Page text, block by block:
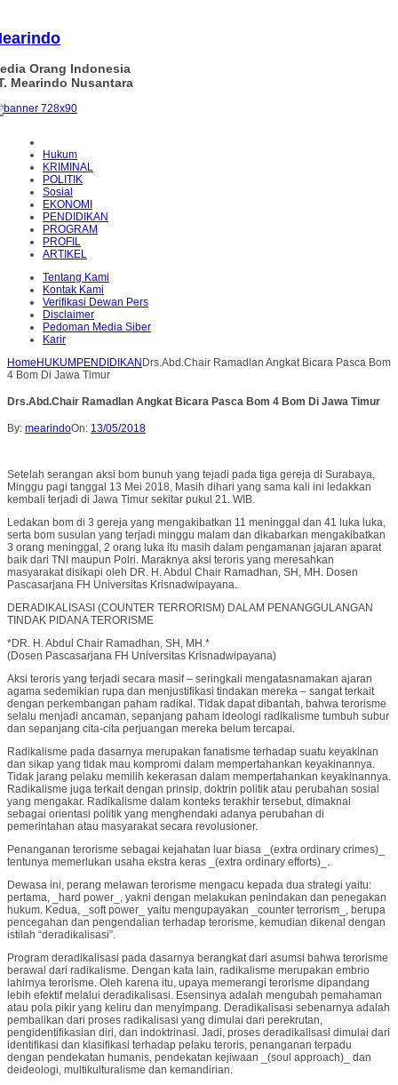
Orang Indonesia
Mearindo Nusantara
Hukum
KRIMINAL
POLITIK
Sosial
EKONOMI
PENDIDIKAN
PROGRAM
PROFIL
ARTIKEL
Tentang Kami
Kontak Kami
Verifikasi Dewan Pers
Disclaimer
Pedoman Media Siber
Karir
Home HUKUM PENDIDIKAN Drs.Abd.Chair Ramadlan Angkat Bicara Pasca Bom
4 Bom Di Jawa Timur
Drs.Abd.Chair Ramadlan Angkat Bicara Pasca Bom 4 Bom Di Jawa Timur
By: mearindoOn: 13/05/2018
Setelah serangan aksi bom bunuh yang tejadi pada tiga gereja di Surabaya,
Minggu pagi tanggal 13 Mei 2018, Masih dihari yang sama kali ini ledakkan
kembali terjadi di Jawa Timur sekitar pukul 21. WIB.
Ledakan bom di 3 gereja yang mengakibatkan 11 meninggal dan 41 luka luka,
serta bom susulan yang terjadi minggu malam dan dikabarkan mengakibatkan
3 orang meninggal, 2 orang luka itu masih dalam pengamanan jajaran aparat
baik dari TNI maupun Polri. Maraknya aksi teroris yang meresahkan
masyarakat disikapi oleh DR. H. Abdul Chair Ramadhan, SH, MH. Dosen
Pascasarjana FH Universitas Krisnadwipayana.
DERADIKALISASI (COUNTER TERRORISM) DALAM PENANGGULANGAN
TINDAK PIDANA TERORISME
*DR. H. Abdul Chair Ramadhan, SH, MH.*
(Dosen Pascasarjana FH Universitas Krisnadwipayana)
Aksi teroris yang terjadi secara masif – seringkali mengatasnamakan ajaran
agama sedemikian rupa dan menjustifikasi tindakan mereka – sangat terkait
dengan perkembangan paham radikal. Tidak dapat dibantah, bahwa terorisme
selalu menjadi ancaman, sepanjang paham ideologi radikalisme tumbuh subur
dan sepanjang cita-cita perjuangan mereka belum tercapai.
Radikalisme pada dasarnya merupakan fanatisme terhadap suatu keyakinan
dan sikap yang tidak mau kompromi dalam mempertahankan keyakinannya.
Tidak jarang pelaku memilih kekerasan dalam mempertahankan keyakinannya.
Radikalisme juga terkait dengan prinsip, doktrin politik atau perubahan sosial
yang mengakar. Radikalisme dalam konteks terakhir tersebut, dimaknai
sebagai orientasi politik yang menghendaki adanya perubahan di
pemerintahan atau masyarakat secara revolusioner.
Penanganan terorisme sebagai kejahatan luar biasa _(extra ordinary crimes)_
tentunya memerlukan usaha ekstra keras _(extra ordinary efforts)_.
Dewasa ini, perang melawan terorisme mengacu kepada dua strategi yaitu:
pertama, _hard power_, yakni dengan melakukan penindakan dan penegakan
hukum. Kedua, _soft power_ yaitu mengupayakan _counter terrorism_, berupa
pencegahan dan pengendalian terhadap terorisme, kemudian dikenal dengan
istilah “deradikalisasi”.
Program deradikalisasi pada dasarnya berangkat dari asumsi bahwa terorisme
berawal dari radikalisme. Dengan kata lain, radikalisme merupakan embrio
lahirnya terorisme. Oleh karena itu, upaya memerangi terorisme dipandang
lebih efektif melalui deradikalisasi. Esensinya adalah mengubah pemahaman
atau pola pikir yang keliru dan menyimpang. Deradikalisasi sebenarnya adalah
pembalikan dari proses radikalisasi yang dimulai dari perekrutan,
pengidentifikasian diri, dan indoktrinasi. Jadi, proses deradikalisasi dimulai dari
identifikasi dan klasifikasi terhadap pelaku teroris, penanganan terpadu
dengan pendekatan humanis, pendekatan kejiwaan _(soul approach)_ dan
deideologi, multikulturalisme dan kemandirian.